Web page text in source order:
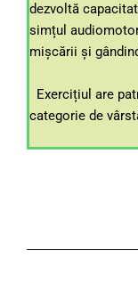
dezvoltă
simțul
mișcării și
Exercițiul are
categorie de